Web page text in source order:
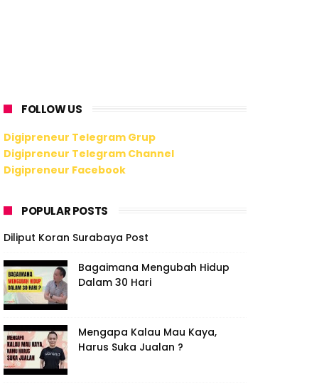
FOLLOW US
Digipreneur Telegram Grup
Digipreneur Telegram Channel
Digipreneur Facebook
POPULAR POSTS
Diliput Koran Surabaya Post
Bagaimana Mengubah Hidup
Dalam 30 Hari
Mengapa Kalau Mau Kaya,
Harus Suka Jualan ?